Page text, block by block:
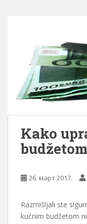
Kako
26. март 2017.
Razmišljali ste
kućnim budžetom